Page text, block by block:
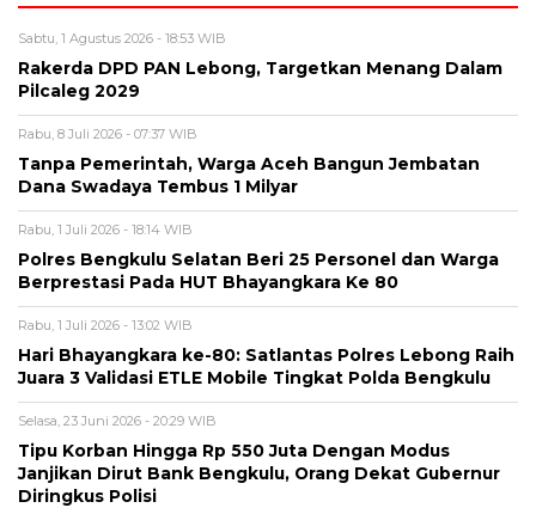
Sabtu, 1 Agustus 2026 - 18:53 WIB
Rakerda DPD PAN Lebong, Targetkan Menang Dalam
Pilcaleg 2029
Rabu, 8 Juli 2026 - 07:37 WIB
Tanpa Pemerintah, Warga Aceh Bangun Jembatan
Dana Swadaya Tembus 1 Milyar
Rabu, 1 Juli 2026 - 18:14 WIB
Polres Bengkulu Selatan Beri 25 Personel dan Warga
Berprestasi Pada HUT Bhayangkara Ke 80
Rabu, 1 Juli 2026 - 13:02 WIB
Hari Bhayangkara ke-80: Satlantas Polres Lebong Raih
Juara 3 Validasi ETLE Mobile Tingkat Polda Bengkulu
Selasa, 23 Juni 2026 - 20:29 WIB
Tipu Korban Hingga Rp 550 Juta Dengan Modus
Janjikan Dirut Bank Bengkulu, Orang Dekat Gubernur
Diringkus Polisi